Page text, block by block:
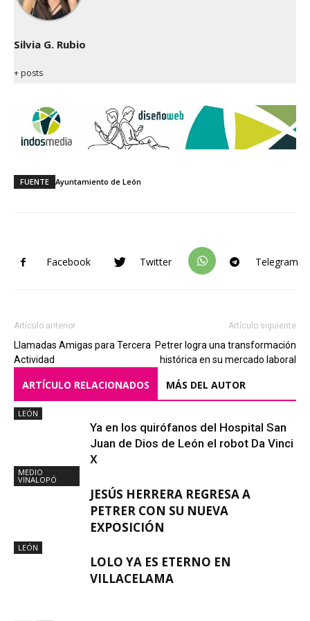
Silvia G. Rubio
+ posts
FUENTE Ayuntamiento de León
Facebook Twitter Telegram
Artículo anterior
Llamadas Amigas para Tercera
Actividad
Artículo siguiente
Petrer logra una transformación
histórica en su mercado laboral
ARTÍCULO RELACIONADOS MÁS DEL AUTOR
LEÓN
Ya en los quirófanos del Hospital San
Juan de Dios de León el robot Da Vinci
X
MEDIO
VINALOPÓ
JESÚS HERRERA REGRESA A
PETRER CON SU NUEVA
EXPOSICIÓN
LEÓN
LOLO YA ES ETERNO EN
VILLACELAMA